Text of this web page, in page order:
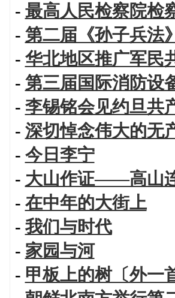
- 最高人民检察院检
- 第二届《孙子兵法
- 华北地区推广军民
- 第三届国际消防设
- 李锡铭会见约旦共
- 深切悼念伟大的无
- 今日李宁
- 大山作证——高山
- 在中年的大街上
- 我们与时代
- 家园与河
- 甲板上的树〔外一